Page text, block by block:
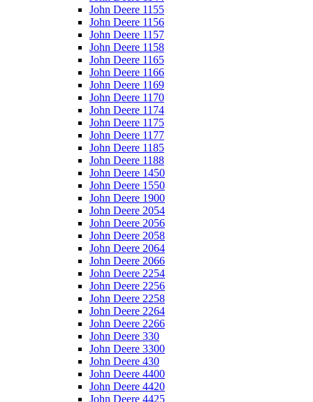
John Deere 1155
John Deere 1156
John Deere 1157
John Deere 1158
John Deere 1165
John Deere 1166
John Deere 1169
John Deere 1170
John Deere 1174
John Deere 1175
John Deere 1177
John Deere 1185
John Deere 1188
John Deere 1450
John Deere 1550
John Deere 1900
John Deere 2054
John Deere 2056
John Deere 2058
John Deere 2064
John Deere 2066
John Deere 2254
John Deere 2256
John Deere 2258
John Deere 2264
John Deere 2266
John Deere 330
John Deere 3300
John Deere 430
John Deere 4400
John Deere 4420
John Deere 4425